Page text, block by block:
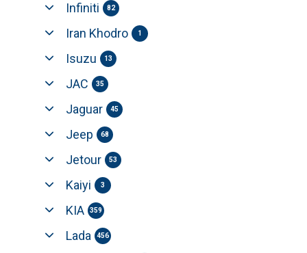
Infiniti 82
Iran Khodro 1
Isuzu 13
JAC 35
Jaguar 45
Jeep 68
Jetour 53
Kaiyi 3
KIA 359
Lada 456